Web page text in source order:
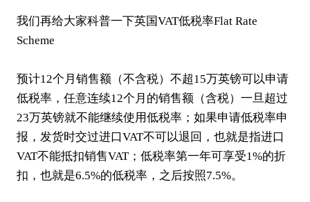
我们再给大家科普一下英国VAT低税率Flat Rate
Scheme
预计12个月销售额（不含税）不超15万英镑可以申请
低税率，任意连续12个月的销售额（含税）一旦超过
23万英镑就不能继续使用低税率；如果申请低税率申
报，发货时交过进口VAT不可以退回，也就是指进口
VAT不能抵扣销售VAT；低税率第一年可享受1%的折
扣，也就是6.5%的低税率，之后按照7.5%。